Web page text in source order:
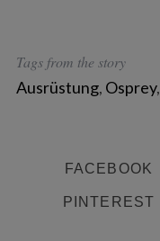
Tags from the story
Ausrüstung, Osprey,
FACEBOOK
PINTEREST